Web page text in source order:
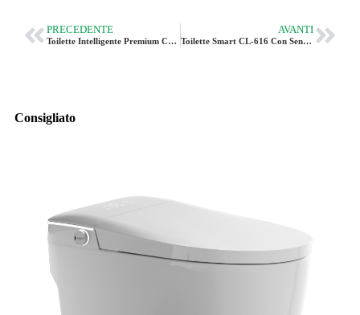
PRECEDENTE
Toilette Intelligente Premium CUPC CL-628
AVANTI
Toilette Smart CL-616 Con Sensore Di Scarico A Pedale
Consigliato